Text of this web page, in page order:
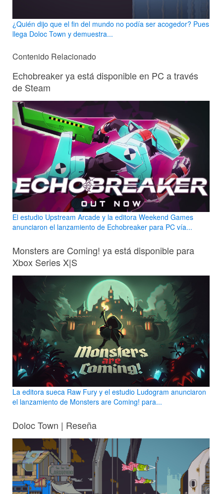
¿Quién dijo que el fin del mundo no podía ser acogedor? Pues
llega Doloc Town y demuestra...
Contenido Relacionado
Echobreaker ya está disponible en PC a través
de Steam
El estudio Upstream Arcade y la editora Weekend Games
anunciaron el lanzamiento de Echobreaker para PC vía...
Monsters are Coming! ya está disponible para
Xbox Series X|S
La editora sueca Raw Fury y el estudio Ludogram anunciaron
el lanzamiento de Monsters are Coming! para...
Doloc Town | Reseña